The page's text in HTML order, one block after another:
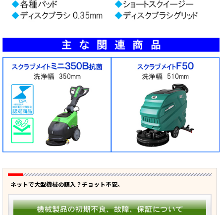
ネットで大型機械の購入？チョット不安。